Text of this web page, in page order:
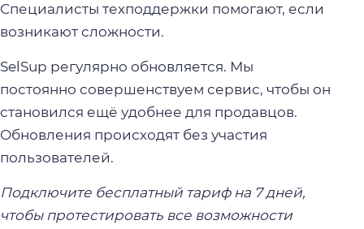
Специалисты техподдержки помогают, если
возникают сложности.
SelSup регулярно обновляется. Мы
постоянно совершенствуем сервис, чтобы он
становился ещё удобнее для продавцов.
Обновления происходят без участия
пользователей.
Подключите бесплатный тариф на 7 дней,
чтобы протестировать все возможности